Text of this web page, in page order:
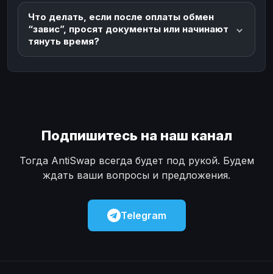
Что делать, если после оплаты обмен
“завис”, просят документы или начинают
тянуть время?
Подпишитесь на наш канал
Тогда AntiSwap всегда будет под рукой. Будем
ждать ваши вопросы и предложения.
Telegram